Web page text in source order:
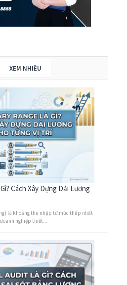
XEM NHIỀU
Cách Xây Dựng Dải Lương
là khoảng thu nhập từ mức thấp nhất
nghiệp thiết...